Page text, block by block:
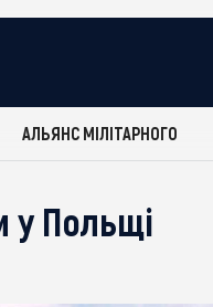
АЛЬЯНС МІЛІТАРНОГО
у Польщі